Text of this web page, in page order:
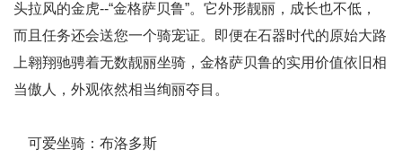
头拉风的金虎--“金格萨贝鲁”。它外形靓丽，成长也不低，
而且任务还会送您一个骑宠证。即便在石器时代的原始大路
上翱翔驰骋着无数靓丽坐骑，金格萨贝鲁的实用价值依旧相
当傲人，外观依然相当绚丽夺目。
可爱坐骑：布洛多斯